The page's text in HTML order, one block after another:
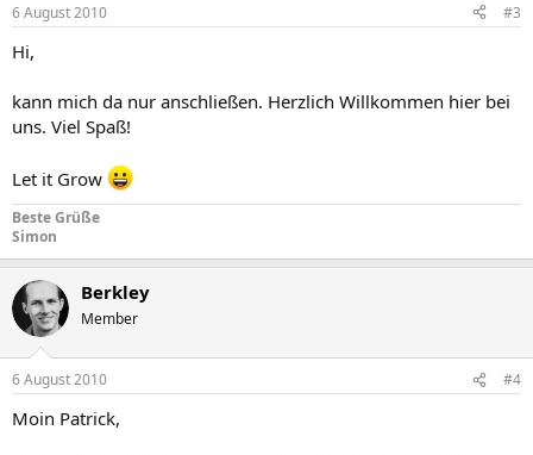
6 August 2010 #3
Hi,
kann mich da nur anschließen. Herzlich Willkommen hier bei
uns. Viel Spaß!
Let it Grow
Beste Grüße
Simon
Berkley
Member
6 August 2010 #4
Moin Patrick,